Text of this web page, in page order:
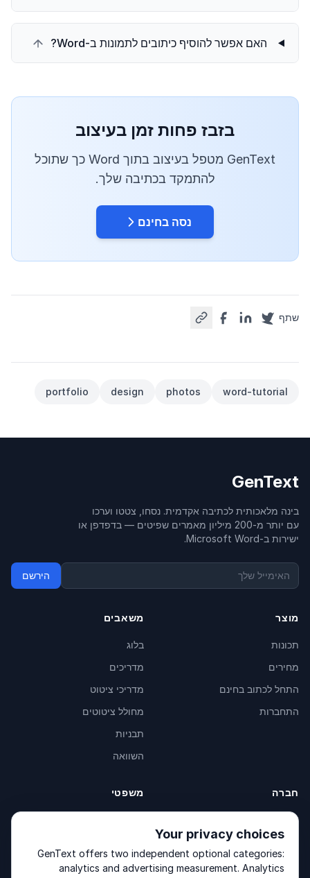
האם אפשר להוסיף כיתובים לתמונות ב-Word?
בזבז פחות זמן בעיצוב
GenText מטפל בעיצוב בתוך Word כך שתוכל
להתמקד בכתיבה שלך.
נסה בחינם
שתף
word-tutorial
photos
design
portfolio
GenText
בינה מלאכותית לכתיבה אקדמית. נסחו, צטטו וערכו
עם יותר מ-200 מיליון מאמרים שפיטים — בדפדפן או
ישירות ב-Microsoft Word.
הירשם
מוצר
תכונות
מחירים
התחל לכתוב בחינם
התחברות
משאבים
בלוג
מדריכים
מדריכי ציטוט
מחולל ציטוטים
תבניות
השוואה
חברה
אודות
צור קשר
מוצרים
משפטי
Terms of Service
Your privacy choices
GenText offers two independent optional categories:
analytics and advertising measurement. Analytics